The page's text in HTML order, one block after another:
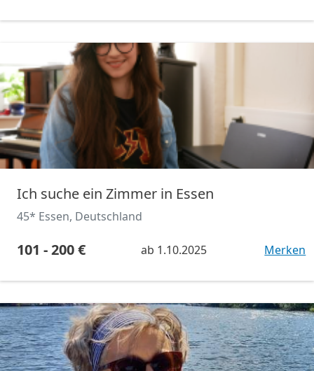
Ich suche ein Zimmer in Essen
45* Essen, Deutschland
101 - 200 € ab 1.10.2025 Merken